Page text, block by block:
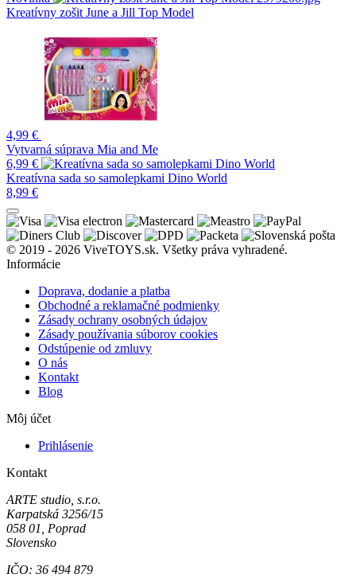
Kreatívny zošit June a Jill Top Model
4,99 €
Vytvarná súprava Mia and Me
6,99 €
Kreatívna sada so samolepkami Dino World
8,99 €
© 2019 - 2026 ViveTOYS.sk. Všetky práva vyhradené.
Informácie
Doprava, dodanie a platba
Obchodné a reklamačné podmienky
Zásady ochrany osobných údajov
Zásady používania súborov cookies
Odstúpenie od zmluvy
O nás
Kontakt
Blog
Môj účet
Prihlásenie
Kontakt
ARTE studio, s.r.o.
Karpatská 3256/15
058 01, Poprad
Slovensko
IČO: 36 494 879